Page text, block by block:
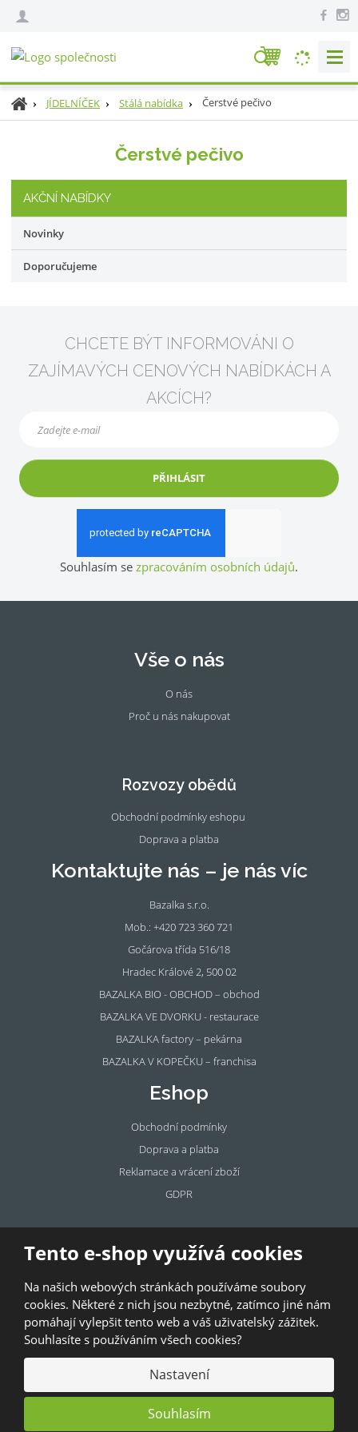
Tento e-shop využívá cookies
Na našich webových stránkách používáme soubory
cookies. Některé z nich jsou nezbytné, zatímco jiné nám
pomáhají vylepšit tento web a váš uživatelský zážitek.
Souhlasíte s používáním všech cookies?
Nastavení
Souhlasím
V
Ú
v
s
r
a
JÍDELNÍČEK Stálá nabídka Čerstvé pečivo
Čerstvé pečivo
AKČNÍ NABÍDKY
Novinky
Doporučujeme
CHCETE BÝT INFORMOVÁNI O
ZAJÍMAVÝCH CENOVÝCH NABÍDKÁCH A
AKCÍCH?
PŘIHLÁSIT
Souhlasím se zpracováním osobních údajů.
Vše o nás
O nás
Proč u nás nakupovat
k
m
Rozvozy obědů
Obchodní podmínky eshopu
Doprava a platba
Kontaktujte nás – je nás víc
Bazalka s.r.o.
Mob.: +420 723 360 721
Gočárova třída 516/18
Hradec Králové 2, 500 02
BAZALKA BIO - OBCHOD – obchod
BAZALKA VE DVORKU - restaurace
BAZALKA factory – pekárna
BAZALKA V KOPEČKU – franchisa
Eshop
Obchodní podmínky
Doprava a platba
Reklamace a vrácení zboží
GDPR
Pronájem
prostor
Pronajměte si prostory u BAZALKY!
© 2026, Bazalka s.r.o.
GDPR |Kontakty |Obchodní podmínky |Mapa stránek